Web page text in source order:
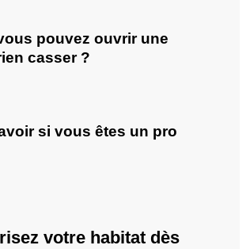
pouvez ouvrir une
casser ?
si vous êtes un pro
votre habitat dès